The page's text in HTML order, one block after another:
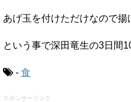
あげ玉を付けただけなので揚
という事で深田竜生の3日間
- 食
スポンサーリンク